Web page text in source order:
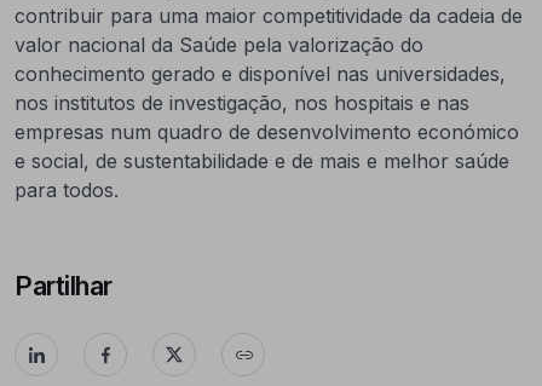
contribuir para uma maior competitividade da cadeia de
valor nacional da Saúde pela valorização do
conhecimento gerado e disponível nas universidades,
nos institutos de investigação, nos hospitais e nas
empresas num quadro de desenvolvimento económico
e social, de sustentabilidade e de mais e melhor saúde
para todos.
Partilhar